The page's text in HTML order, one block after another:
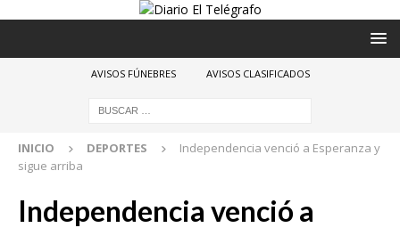
AVISOS FÚNEBRES AVISOS CLASIFICADOS
INICIO DEPORTES
Independencia venció a Esperanza y
sigue arriba
Independencia venció a